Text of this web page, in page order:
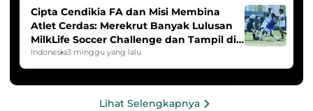
Cipta Cendikia FA dan Misi Membina
Atlet Cerdas: Merekrut Banyak Lulusan
MilkLife Soccer Challenge dan Tampil di
HYDROPLUS Soccer League
Indonesia3 minggu yang lalu
Lihat Selengkapnya